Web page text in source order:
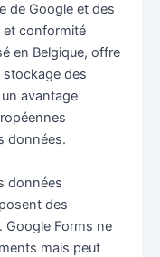
de Google et des
et conformité
en Belgique, offre
stockage des
avantage
données.
données
des
Google Forms ne
mais peut